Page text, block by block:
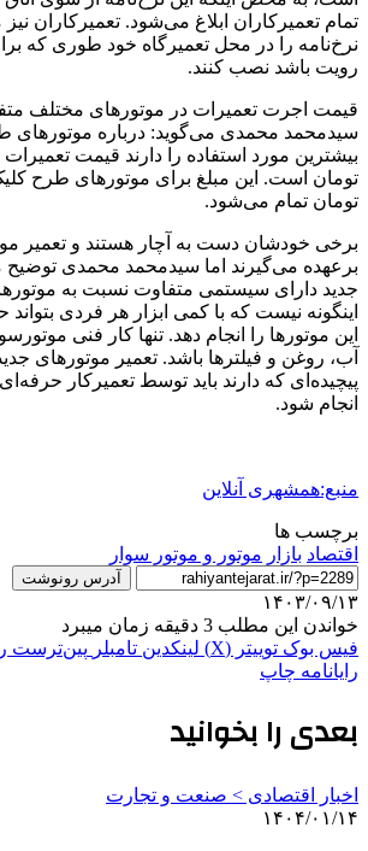
تمام تعمیرکاران ابلاغ می‌شود. تعمیرکاران
نرخ‌نامه را در محل تعمیرگاه خود طوری که
رویت باشد نصب کنند.
قیمت اجرت تعمیرات در موتورهای مختلف
تومان تمام می‌شود.
برخی خودشان دست به آچار هستند و تعمیر
برعهده می‌گیرند اما سیدمحمد محمدی توضیح
جدید دارای سیستمی متفاوت نسبت به
اینگونه نیست که با کمی ابزار هر فردی
این موتورها را انجام دهد. تنها کار فنی
آب، روغن و فیلترها باشد. تعمیر موتورهای
پیچیده‌ای که دارند باید توسط تعمیرکار
انجام شود.
منبع:همشهری آنلاین
برچسب ها
اقتصاد بازار موتور و موتور سوار
آدرس رونوشت
۱۴۰۳/۰۹/۱۳
خواندن این مطلب 3 دقیقه زمان میبرد
فیس بوک توییتر (X) لینکدین ‫تامبلر ‫پین‌ترست
رایانامه چاپ
بعدی را بخوانید
اخبار اقتصادی > صنعت و تجارت
۱۴۰۴/۰۱/۱۴